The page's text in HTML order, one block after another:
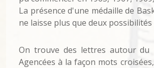
La présence d'une médaille de
ne laisse plus que deux possibilités
On trouve des lettres autour du
Agencées à la façon mots